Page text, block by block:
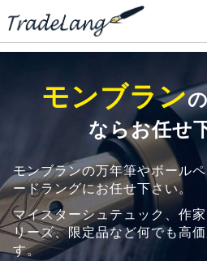
モンブラン
ならお任せ
モンブランの万年筆やボール
ードラングにお任せ下さい。
マイスターシュテュック、作
リーズ、限定品など何でも高
す。